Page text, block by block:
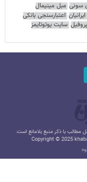
سونی مبل مینیمال
اعتبارسنجی بانکی
سایت یوتوتایمز
با ذکر منبع بلامانع است.
Copyright © 2025